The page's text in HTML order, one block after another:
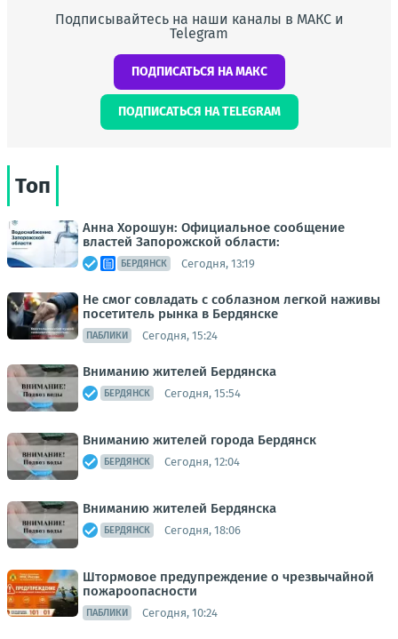
Подписывайтесь на наши каналы в МАКС и
Telegram
ПОДПИСАТЬСЯ НА МАКС
ПОДПИСАТЬСЯ НА TELEGRAM
Топ
Анна Хорошун: Официальное сообщение
властей Запорожской области:
БЕРДЯНСК Сегодня, 13:19
Не смог совладать с соблазном легкой наживы
посетитель рынка в Бердянске
ПАБЛИКИ Сегодня, 15:24
Вниманию жителей Бердянска
БЕРДЯНСК Сегодня, 15:54
Вниманию жителей города Бердянск
БЕРДЯНСК Сегодня, 12:04
Вниманию жителей Бердянска
БЕРДЯНСК Сегодня, 18:06
Штормовое предупреждение о чрезвычайной
пожароопасности
ПАБЛИКИ Сегодня, 10:24